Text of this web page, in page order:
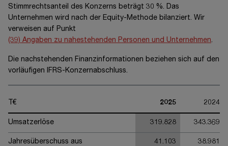
Stimmrechtsanteil des Konzerns beträgt 30 %. Das
Unternehmen wird nach der Equity-Methode bilanziert. Wir
verweisen auf Punkt
(39) Angaben zu nahestehenden Personen und Unternehmen.
Die nachstehenden Finanzinformationen beziehen sich auf den
vorläufigen IFRS-Konzernabschluss.
T€ 2025 2024
Umsatzerlöse 319.828 343.369
Jahresüberschuss aus
41.103 38.981